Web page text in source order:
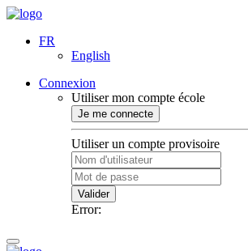
FR
English
Connexion
Utiliser mon compte école
Je me connecte
Utiliser un compte provisoire
Valider
Error: